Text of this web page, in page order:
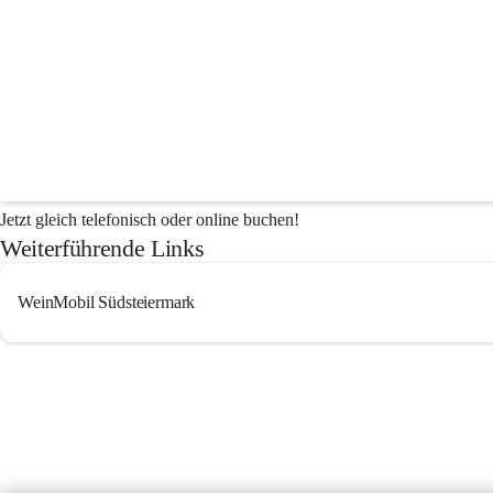
Die Südsteiermark besuchen und selber Auto fahren? Wer kennt sie
WEINMOBIL ist ein Anrufsammeltaxi und die touristische
der Mitgliedsgemeinden zu jedem touristischen Haltepunkt
Jetzt gleich telefonisch oder online buchen!
Weiterführende Links
WeinMobil Südsteiermark